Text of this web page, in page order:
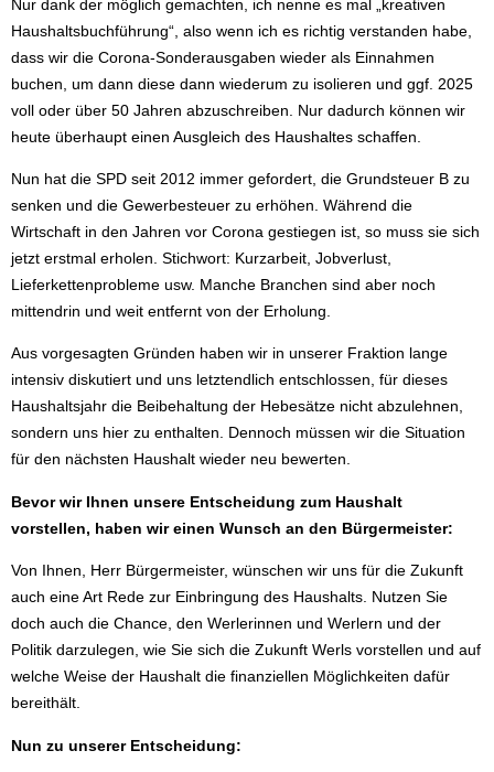
Nur dank der möglich gemachten, ich nenne es mal „kreativen
Haushaltsbuchführung“, also wenn ich es richtig verstanden habe,
dass wir die Corona-Sonderausgaben wieder als Einnahmen
buchen, um dann diese dann wiederum zu isolieren und ggf. 2025
voll oder über 50 Jahren abzuschreiben. Nur dadurch können wir
heute überhaupt einen Ausgleich des Haushaltes schaffen.
Nun hat die SPD seit 2012 immer gefordert, die Grundsteuer B zu
senken und die Gewerbesteuer zu erhöhen. Während die
Wirtschaft in den Jahren vor Corona gestiegen ist, so muss sie sich
jetzt erstmal erholen. Stichwort: Kurzarbeit, Jobverlust,
Lieferkettenprobleme usw. Manche Branchen sind aber noch
mittendrin und weit entfernt von der Erholung.
Aus vorgesagten Gründen haben wir in unserer Fraktion lange
intensiv diskutiert und uns letztendlich entschlossen, für dieses
Haushaltsjahr die Beibehaltung der Hebesätze nicht abzulehnen,
sondern uns hier zu enthalten. Dennoch müssen wir die Situation
für den nächsten Haushalt wieder neu bewerten.
Bevor wir Ihnen unsere Entscheidung zum Haushalt
vorstellen, haben wir einen Wunsch an den Bürgermeister:
Von Ihnen, Herr Bürgermeister, wünschen wir uns für die Zukunft
auch eine Art Rede zur Einbringung des Haushalts. Nutzen Sie
doch auch die Chance, den Werlerinnen und Werlern und der
Politik darzulegen, wie Sie sich die Zukunft Werls vorstellen und auf
welche Weise der Haushalt die finanziellen Möglichkeiten dafür
bereithält.
Nun zu unserer Entscheidung: